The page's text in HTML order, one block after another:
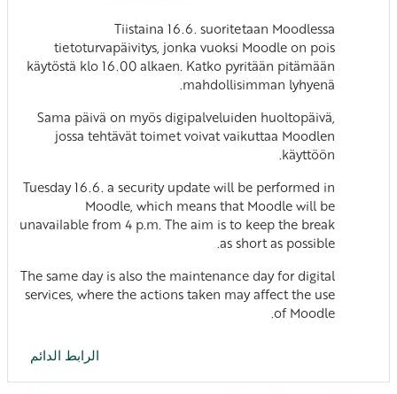
Tiistaina 16.6. suoritetaan Moodlessa
tietoturvapäivitys, jonka vuoksi Moodle on pois
käytöstä klo 16.00 alkaen. Katko pyritään pitämään
mahdollisimman lyhyenä.
Sama päivä on myös digipalveluiden huoltopäivä,
jossa tehtävät toimet voivat vaikuttaa Moodlen
käyttöön.
Tuesday 16.6. a security update will be performed in
Moodle, which means that Moodle will be
unavailable from 4 p.m. The aim is to keep the break
as short as possible.
The same day is also the maintenance day for digital
services, where the actions taken may affect the use
of Moodle.
الرابط الدائم